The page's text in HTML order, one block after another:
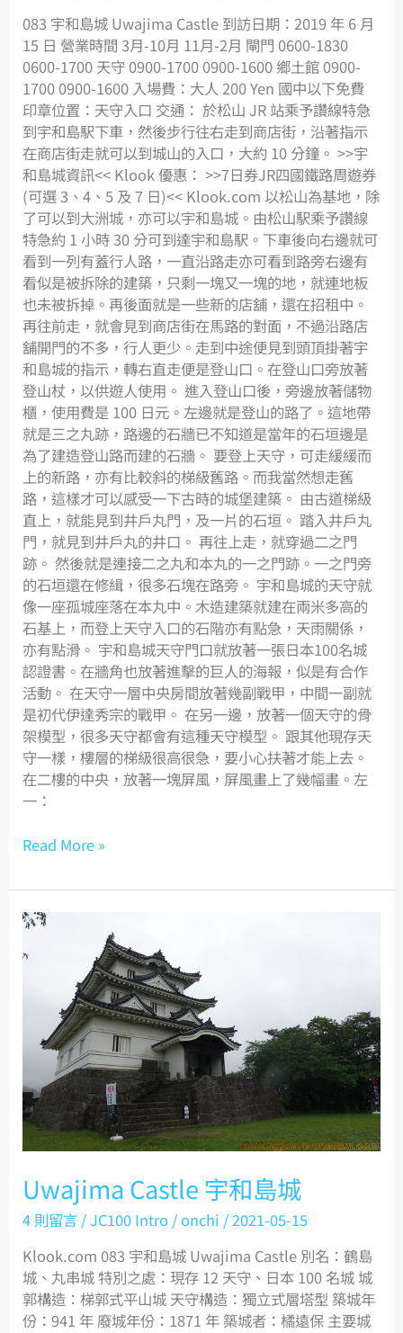
083 宇和島城 Uwajima Castle 到訪日期：2019 年 6 月
15 日 營業時間 3月-10月 11月-2月 閘門 0600-1830
0600-1700 天守 0900-1700 0900-1600 鄉土館 0900-
1700 0900-1600 入場費：大人 200 Yen 國中以下免費
印章位置：天守入口 交通： 於松山 JR 站乘予讚線特急
到宇和島駅下車，然後步行往右走到商店街，沿著指示
在商店街走就可以到城山的入口，大約 10 分鐘。 >>宇
和島城資訊<< Klook 優惠： >>7日券JR四國鐵路周遊券
(可選 3、4、5 及 7 日)<< Klook.com 以松山為基地，除
了可以到大洲城，亦可以宇和島城。由松山駅乘予讚線
特急約 1 小時 30 分可到達宇和島駅。下車後向右邊就可
看到一列有蓋行人路，一直沿路走亦可看到路旁右邊有
看似是被拆除的建築，只剩一塊又一塊的地，就連地板
也未被拆掉。再後面就是一些新的店舖，還在招租中。
再往前走，就會見到商店街在馬路的對面，不過沿路店
舖開門的不多，行人更少。走到中途便見到頭頂掛著宇
和島城的指示，轉右直走便是登山口。在登山口旁放著
登山杖，以供遊人使用。 進入登山口後，旁邊放著儲物
櫃，使用費是 100 日元。左邊就是登山的路了。這地帶
就是三之丸跡，路邊的石牆已不知道是當年的石垣邊是
為了建造登山路而建的石牆。 要登上天守，可走緩緩而
上的新路，亦有比較斜的梯級舊路。而我當然想走舊
路，這樣才可以感受一下古時的城堡建築。 由古道梯級
直上，就能見到井戶丸門，及一片的石垣。 踏入井戶丸
門，就見到井戶丸的井口。 再往上走，就穿過二之門
跡。 然後就是連接二之丸和本丸的一之門跡。一之門旁
的石垣還在修緝，很多石塊在路旁。 宇和島城的天守就
像一座孤城座落在本丸中。木造建築就建在兩米多高的
石基上，而登上天守入口的石階亦有點急，天雨關係，
亦有點滑。 宇和島城天守門口就放著一張日本100名城
認證書。在牆角也放著進擊的巨人的海報，似是有合作
活動。 在天守一層中央房間放著幾副戰甲，中間一副就
是初代伊達秀宗的戰甲。 在另一邊，放著一個天守的骨
架模型，很多天守都會有這種天守模型。 跟其他現存天
守一樣，樓層的梯級很高很急，要小心扶著才能上去。
在二樓的中央，放著一塊屏風，屏風畫上了幾幅畫。左
一：
Read More »
Uwajima Castle 宇和島城
4 則留言 /JC100 Intro /onchi / 2021-05-15
Klook.com 083 宇和島城 Uwajima Castle 別名：鶴島
城、丸串城 特別之處：現存 12 天守、日本 100 名城 城
郭構造：梯郭式平山城 天守構造：獨立式層塔型 築城年
份：941 年 廢城年份：1871 年 築城者：橘遠保 主要城
Uwajima
宇